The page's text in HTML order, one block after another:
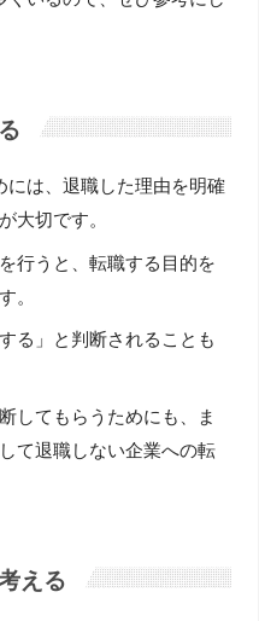
には、退職した理由を明確
大切です。
行うと、転職する目的を
。
る」と判断されることも
してもらうためにも、ま
て退職しない企業への転
える